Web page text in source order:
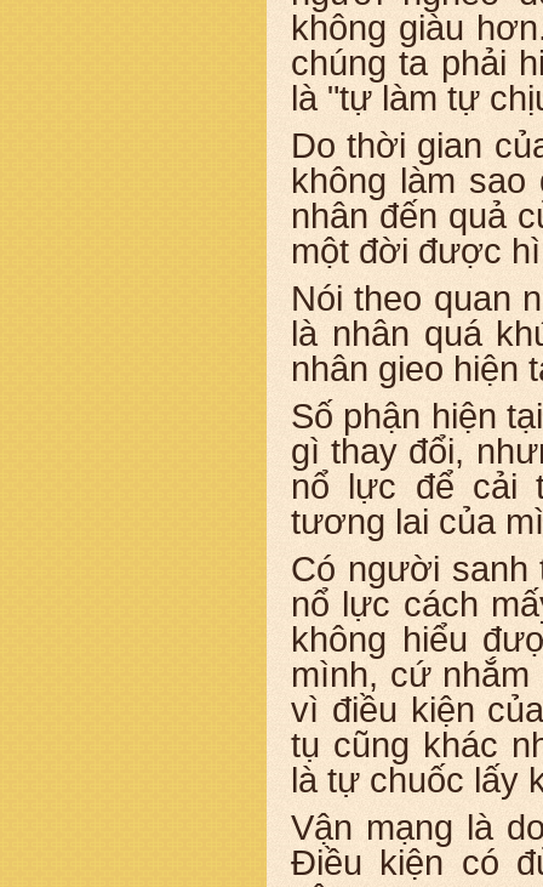
không giàu
chúng ta phải
là "tự làm tự
Do thời gian
không làm
nhân đến quả
một đời được
Nói theo quan
là nhân quá
nhân gieo hiện
Số phận hiện
gì thay đổi,
nổ lực để cải
tương lai của
Có người sanh
nổ lực cách
không hiểu
mình, cứ
vì điều kiện
tụ cũng khác
là tự chuốc lấy
Vận mạng là
Điều kiện có